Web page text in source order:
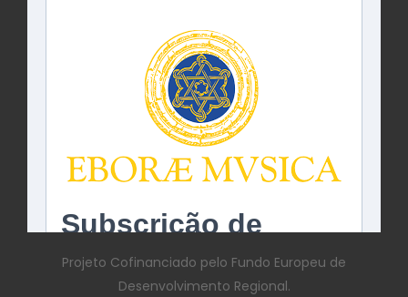
Projeto Cofinanciado pelo Fundo Europeu de
Desenvolvimento Regional.